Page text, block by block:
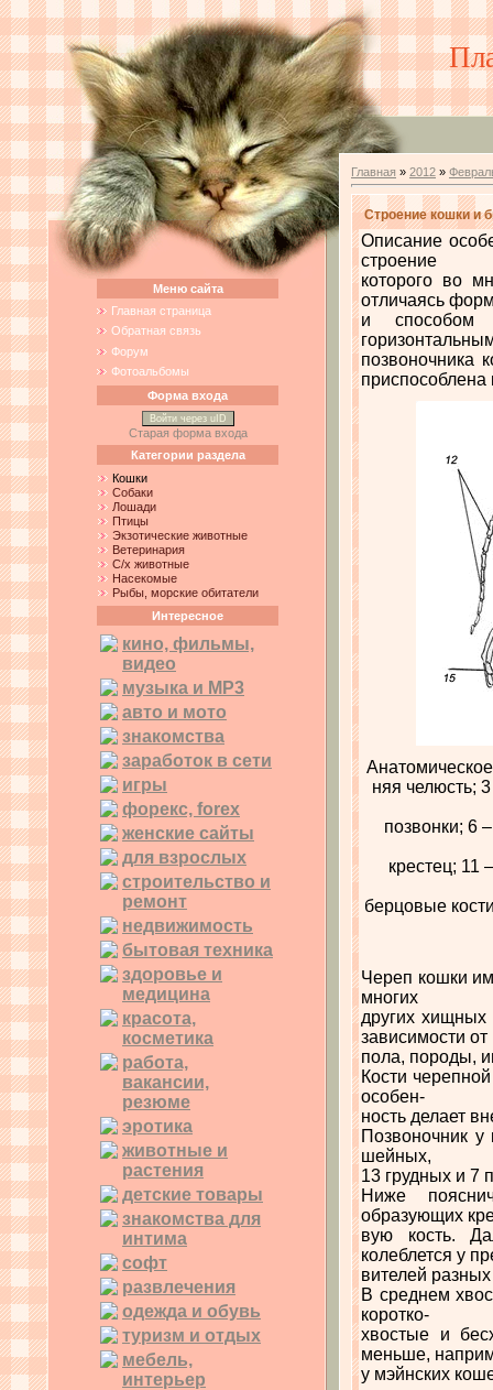
Меню сайта
Главная страница
Обратная связь
Форум
Фотоальбомы
Форма входа
Войти через uID
Старая форма входа
Категории раздела
Кошки
Собаки
Лошади
Птицы
Экзотические животные
Ветеринария
С/х животные
Насекомые
Рыбы, морские обитатели
Интересное
кино, фильмы,
видео
музыка и MP3
авто и мото
знакомства
заработок в сети
игры
форекс, forex
женские сайты
для взрослых
строительство и
ремонт
недвижимость
бытовая техника
здоровье и
медицина
красота,
косметика
работа,
вакансии,
резюме
эротика
животные и
растения
детские товары
знакомства для
интима
софт
развлечения
одежда и обувь
туризм и отдых
мебель,
интерьер
Главная » 2012 »
Строение кошки и
Описание
строение
которого во
отличаясь
и способом
позвоночника
приспособлена
няя челюсть;
позвонки; 6
крестец; 11
берцовые
Череп кошки
многих
других
зависимости от
пола, породы,
Кости
особен-
ность делает
Позвоночник
шейных,
13 грудных и 7
Ниже
образующих
вую кость.
колеблется у
вителей
В среднем
коротко-
хвостые и
меньше,
у мэйнских